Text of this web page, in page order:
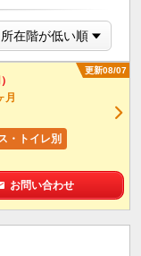
更新08/07
月
・トイレ別
お問い合わせ